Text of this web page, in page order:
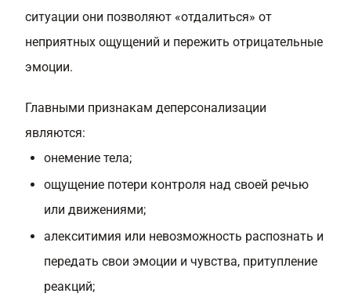
ситуации они позволяют «отдалиться» от
неприятных ощущений и пережить отрицательные
эмоции.
Главными признакам деперсонализации
являются:
онемение тела;
ощущение потери контроля над своей речью
или движениями;
алекситимия или невозможность распознать и
передать свои эмоции и чувства, притупление
реакций;